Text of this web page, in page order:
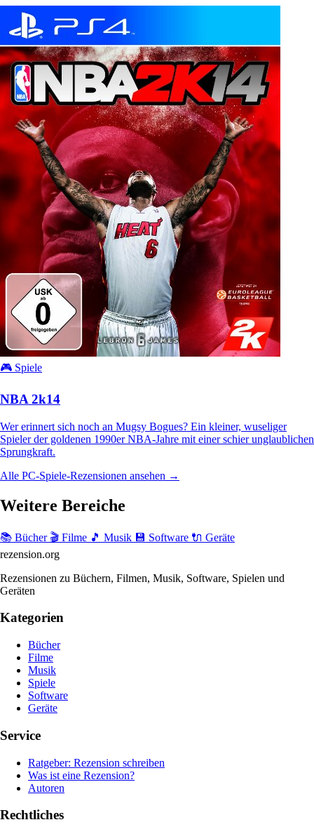
🎮 Spiele
NBA 2k14
Wer erinnert sich noch an Mugsy Bogues? Ein kleiner, wuseliger
Spieler der goldenen 1990er NBA-Jahre mit einer schier unglaublichen
Sprungkraft.
Alle PC-Spiele-Rezensionen ansehen →
Weitere Bereiche
📚 Bücher 🎬 Filme 🎵 Musik 💾 Software 🔌 Geräte
rezension.org
Rezensionen zu Büchern, Filmen, Musik, Software, Spielen und
Geräten
Kategorien
Bücher
Filme
Musik
Spiele
Software
Geräte
Service
Ratgeber: Rezension schreiben
Was ist eine Rezension?
Autoren
Rechtliches